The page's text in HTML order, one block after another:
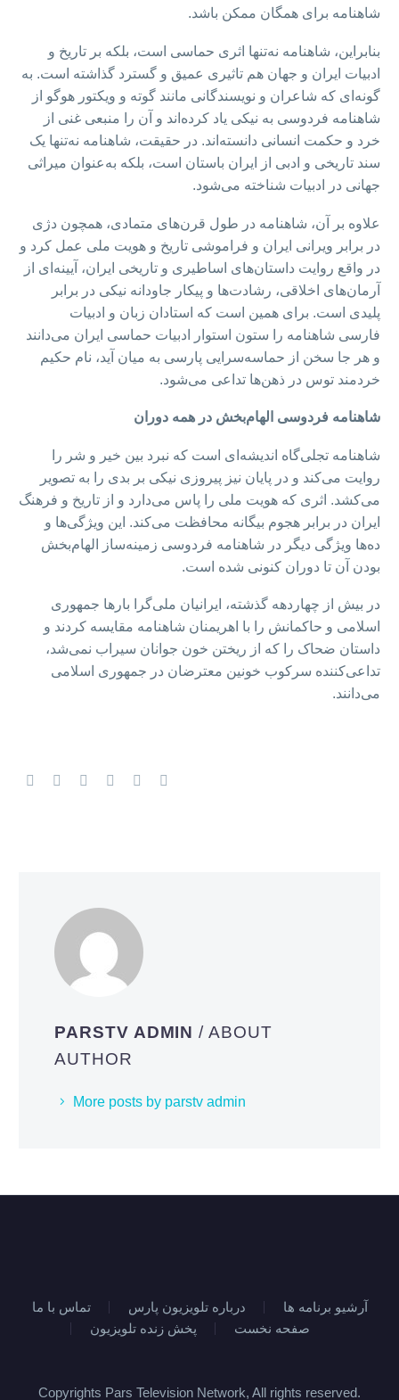
شاهنامه برای همگان ممکن باشد.
بنابراین، شاهنامه نه‌تنها اثری حماسی است، بلکه بر تاریخ و
ادبیات ایران و جهان هم تاثیری عمیق و گسترد گذاشته است. به
گونه‌ای که شاعران و نویسندگانی مانند گوته و ویکتور هوگو از
شاهنامه فردوسی به نیکی یاد کرده‌اند و آن را منبعی غنی از
خرد و حکمت انسانی دانسته‌اند. در حقیقت، شاهنامه نه‌تنها یک
سند تاریخی و ادبی از ایران باستان است، بلکه به‌عنوان میراثی
جهانی در ادبیات شناخته می‌شود.
علاوه بر آن، شاهنامه در طول قرن‌های متمادی، همچون دژی
در برابر ویرانی ایران و فراموشی تاریخ و هویت ملی عمل کرد و
در واقع روایت داستان‌های اساطیری و تاریخی ایران، آیینه‌ای از
آرمان‌های اخلاقی، رشادت‌ها و پیکار جاودانه‌ نیکی در برابر
پلیدی است. برای همین است که استادان زبان و ادبیات
فارسی شاهنامه را ستون استوار ادبیات حماسی ایران می‌دانند
و هر جا سخن از حماسه‌سرایی پارسی به میان آید، نام حکیم
خردمند توس در ذهن‌ها تداعی می‌شود.
شاهنامه فردوسی الهام‌بخش در همه دوران
شاهنامه تجلی‌گاه اندیشه‌‌ای است که نبرد بین خیر و شر را
روایت می‌کند و در پایان نیز پیروزی نیکی بر بدی را به تصویر
می‌کشد. اثری که هویت ملی را پاس می‌دارد و از تاریخ و فرهنگ
ایران در برابر هجوم بیگانه محافظت می‌کند. این ویژگی‌ها و
ده‌ها ویژگی دیگر در شاهنامه فردوسی زمینه‌ساز الهام‌بخش
بودن آن تا دوران کنونی شده است.
در بیش از چهاردهه گذشته، ایرانیان ملی‌گرا بارها جمهوری
اسلامی و حاکمانش را با اهریمنان شاهنامه مقایسه کردند و
داستان ضحاک را که از ریختن خون جوانان سیراب نمی‌شد،
تداعی‌کننده سرکوب خونین معترضان در جمهوری اسلامی
می‌دانند.
PARSTV ADMIN/ ABOUT
AUTHOR
More posts by parstv admin
تماس با ما درباره تلویزیون پارس
آرشیو برنامه ها
پخش زنده تلویزیون
صفحه نخست
Copyrights Pars Television Network, All rights reserved.